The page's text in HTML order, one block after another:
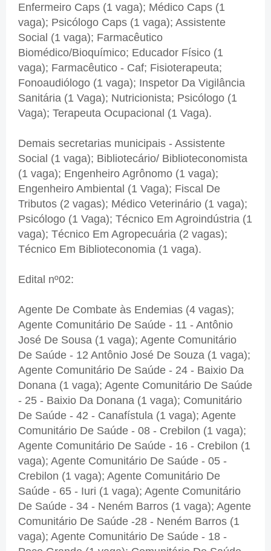
Enfermeiro Caps (1 vaga); Médico Caps (1
vaga); Psicólogo Caps (1 vaga); Assistente
Social (1 vaga); Farmacêutico
Biomédico/Bioquímico; Educador Físico (1
vaga); Farmacêutico - Caf; Fisioterapeuta;
Fonoaudiólogo (1 vaga); Inspetor Da Vigilância
Sanitária (1 Vaga); Nutricionista; Psicólogo (1
Vaga); Terapeuta Ocupacional (1 Vaga).
Demais secretarias municipais - Assistente
Social (1 vaga); Bibliotecário/ Biblioteconomista
(1 vaga); Engenheiro Agrônomo (1 vaga);
Engenheiro Ambiental (1 Vaga); Fiscal De
Tributos (2 vagas); Médico Veterinário (1 vaga);
Psicólogo (1 Vaga); Técnico Em Agroindústria (1
vaga); Técnico Em Agropecuária (2 vagas);
Técnico Em Biblioteconomia (1 vaga).
Edital nº02:
Agente De Combate às Endemias (4 vagas);
Agente Comunitário De Saúde - 11 - Antônio
José De Sousa (1 vaga); Agente Comunitário
De Saúde - 12 Antônio José De Souza (1 vaga);
Agente Comunitário De Saúde - 24 - Baixio Da
Donana (1 vaga); Agente Comunitário De Saúde
- 25 - Baixio Da Donana (1 vaga); Comunitário
De Saúde - 42 - Canafístula (1 vaga); Agente
Comunitário De Saúde - 08 - Crebilon (1 vaga);
Agente Comunitário De Saúde - 16 - Crebilon (1
vaga); Agente Comunitário De Saúde - 05 -
Crebilon (1 vaga); Agente Comunitário De
Saúde - 65 - Iuri (1 vaga); Agente Comunitário
De Saúde - 34 - Neném Barros (1 vaga); Agente
Comunitário De Saúde -28 - Neném Barros (1
vaga); Agente Comunitário De Saúde - 18 -